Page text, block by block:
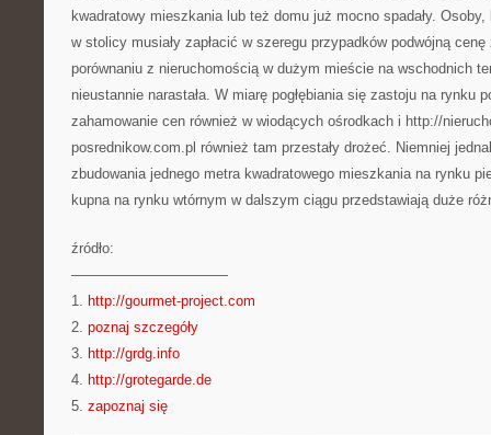
kwadratowy mieszkania lub też domu już mocno spadały.
w stolicy musiały zapłacić w szeregu przypadków podwójną
porównaniu z nieruchomością w dużym mieście na wschodnich
nieustannie narastała. W miarę pogłębiania się zastoju na rynku
zahamowanie cen również w wiodących ośrodkach i http://
posrednikow.com.pl również tam przestały drożeć. Niemniej
zbudowania jednego metra kwadratowego mieszkania na rynku
kupna na rynku wtórnym w dalszym ciągu przedstawiają duże
źródło:
———————————
1. http://gourmet-project.com
2. poznaj szczegóły
3. http://grdg.info
4. http://grotegarde.de
5. zapoznaj się